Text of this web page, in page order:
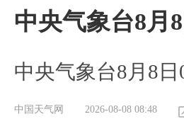
中央气象台8月
中央气象台8月8
中国天气网 2026-08-08 08:48